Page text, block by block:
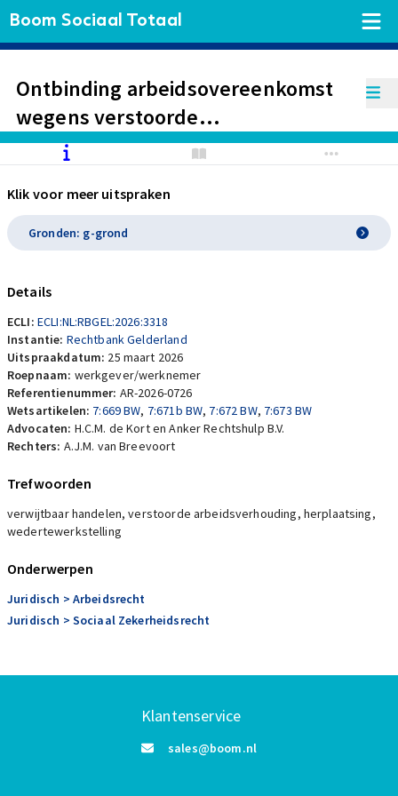
Boom Sociaal Totaal
Ontbinding arbeidsovereenkomst
wegens verstoorde
arbeidsverhouding.
Klik voor meer uitspraken
Gronden: g-grond
Details
ECLI: ECLI:NL:RBGEL:2026:3318
Instantie: Rechtbank Gelderland
Uitspraakdatum: 25 maart 2026
Roepnaam: werkgever/werknemer
Referentienummer: AR-2026-0726
Wetsartikelen: 7:669 BW, 7:671b BW, 7:672 BW, 7:673 BW
Advocaten: H.C.M. de Kort en Anker Rechtshulp B.V.
Rechters: A.J.M. van Breevoort
Trefwoorden
verwijtbaar handelen, verstoorde arbeidsverhouding, herplaatsing,
wedertewerkstelling
Onderwerpen
Juridisch > Arbeidsrecht
Juridisch > Sociaal Zekerheidsrecht
Klantenservice
sales@boom.nl